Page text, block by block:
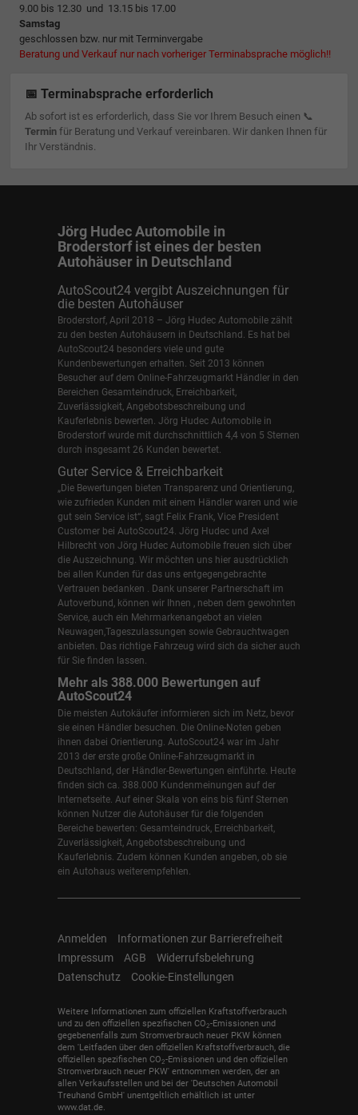
9.00 bis 12.30 und 13.15 bis 17.00
Samstag
geschlossen bzw. nur mit Terminvergabe
Beratung und Verkauf nur nach vorheriger Terminabsprache möglich!!
📅 Terminabsprache erforderlich
Ab sofort ist es erforderlich, dass Sie vor Ihrem Besuch einen 📞
Terminfür Beratung und Verkauf vereinbaren. Wir danken Ihnen für
Ihr Verständnis.
Jörg Hudec Automobile in
Broderstorf ist eines der besten
Autohäuser in Deutschland
AutoScout24 vergibt Auszeichnungen für
die besten Autohäuser
Broderstorf, April 2018 – Jörg Hudec Automobile zählt
zu den besten Autohäusern in Deutschland. Es hat bei
AutoScout24 besonders viele und gute
Kundenbewertungen erhalten. Seit 2013 können
Besucher auf dem Online-Fahrzeugmarkt Händler in den
Bereichen Gesamteindruck, Erreichbarkeit,
Zuverlässigkeit, Angebotsbeschreibung und
Kauferlebnis bewerten. Jörg Hudec Automobile in
Broderstorf wurde mit durchschnittlich 4,4 von 5 Sternen
durch insgesamt 26 Kunden bewertet.
Guter Service & Erreichbarkeit
„Die Bewertungen bieten Transparenz und Orientierung,
wie zufrieden Kunden mit einem Händler waren und wie
gut sein Service ist“, sagt Felix Frank, Vice President
Customer bei AutoScout24. Jörg Hudec und Axel
Hilbrecht von Jörg Hudec Automobile freuen sich über
die Auszeichnung. Wir möchten uns hier ausdrücklich
bei allen Kunden für das uns entgegengebrachte
Vertrauen bedanken . Dank unserer Partnerschaft im
Autoverbund, können wir Ihnen , neben dem gewohnten
Service, auch ein Mehrmarkenangebot an vielen
Neuwagen,Tageszulassungen sowie Gebrauchtwagen
anbieten. Das richtige Fahrzeug wird sich da sicher auch
für Sie finden lassen.
Mehr als 388.000 Bewertungen auf
AutoScout24
Die meisten Autokäufer informieren sich im Netz, bevor
sie einen Händler besuchen. Die Online-Noten geben
ihnen dabei Orientierung. AutoScout24 war im Jahr
2013 der erste große Online-Fahrzeugmarkt in
Deutschland, der Händler-Bewertungen einführte. Heute
finden sich ca. 388.000 Kundenmeinungen auf der
Internetseite. Auf einer Skala von eins bis fünf Sternen
können Nutzer die Autohäuser für die folgenden
Bereiche bewerten: Gesamteindruck, Erreichbarkeit,
Zuverlässigkeit, Angebotsbeschreibung und
Kauferlebnis. Zudem können Kunden angeben, ob sie
ein Autohaus weiterempfehlen.
Anmelden
Informationen zur Barrierefreiheit
Impressum
AGB
Widerrufsbelehrung
Datenschutz
Cookie-Einstellungen
Weitere Informationen zum offiziellen Kraftstoffverbrauch
und zu den offiziellen spezifischen CO2-Emissionen und
gegebenenfalls zum Stromverbrauch neuer PKW können
dem 'Leitfaden über den offiziellen Kraftstoffverbrauch, die
offiziellen spezifischen CO2-Emissionen und den offiziellen
Stromverbrauch neuer PKW' entnommen werden, der an
allen Verkaufsstellen und bei der 'Deutschen Automobil
Treuhand GmbH' unentgeltlich erhältlich ist unter
www.dat.de.